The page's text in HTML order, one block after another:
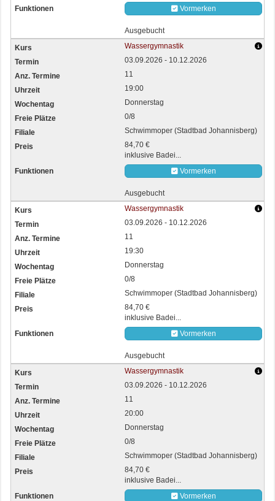
Vormerken
Ausgebucht
Wassergymnastik
03.09.2026 - 10.12.2026
11
19:00
Donnerstag
0/8
Schwimmoper (Stadtbad Johannisberg)
84,70 €
inklusive Badei...
Vormerken
Ausgebucht
Wassergymnastik
03.09.2026 - 10.12.2026
11
19:30
Donnerstag
0/8
Schwimmoper (Stadtbad Johannisberg)
84,70 €
inklusive Badei...
Vormerken
Ausgebucht
Wassergymnastik
03.09.2026 - 10.12.2026
11
20:00
Donnerstag
0/8
Schwimmoper (Stadtbad Johannisberg)
84,70 €
inklusive Badei...
Vormerken